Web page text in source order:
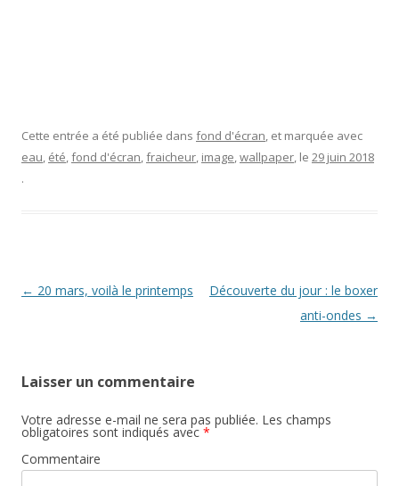
Cette entrée a été publiée dans fond d'écran, et marquée avec
eau, été,fond d'écran,fraicheur, image,wallpaper, le 29 juin 2018
.
Navigation
← 20 mars, voilà le printemps
Découverte du jour : le boxer
anti-ondes →
Laisser un commentaire
Votre adresse e-mail ne sera pas publiée. Les champs
obligatoires sont indiqués avec *
Commentaire